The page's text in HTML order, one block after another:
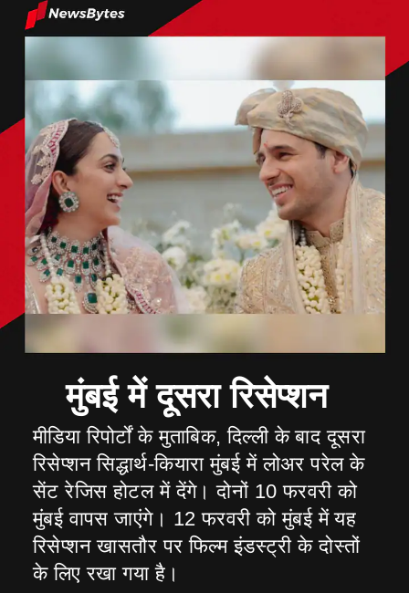
मुंबई में दूसरा रिसेप्शन
मीडिया रिपोर्टों के मुताबिक, दिल्ली के बाद दूसरा
रिसेप्शन सिद्धार्थ-कियारा मुंबई में लोअर परेल के
सेंट रेजिस होटल में देंगे। दोनों 10 फरवरी को
मुंबई वापस जाएंगे। 12 फरवरी को मुंबई में यह
रिसेप्शन खासतौर पर फिल्म इंडस्ट्री के दोस्तों